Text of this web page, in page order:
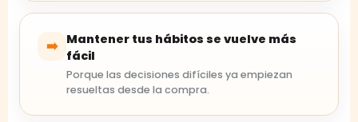
➡️ Mantener tus hábitos se vuelve más
fácil
Porque las decisiones difíciles ya empiezan
resueltas desde la compra.